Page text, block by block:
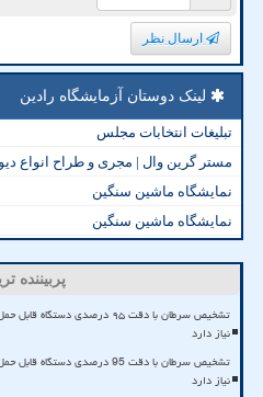
ارسال نظر
لینک دوستان آزمایشگاه رادین
تبلیغات انتخابات مجلس
مستر گرین وال | مجری و طراح انواع
نمایشگاه ماشین سنگین
نمایشگاه ماشین سنگین
پربیننده
تشخیص سرطان با دقت ۹۵ درصدی
نیاز دارد
تشخیص سرطان با دقت 95 درصدی
نیاز دارد